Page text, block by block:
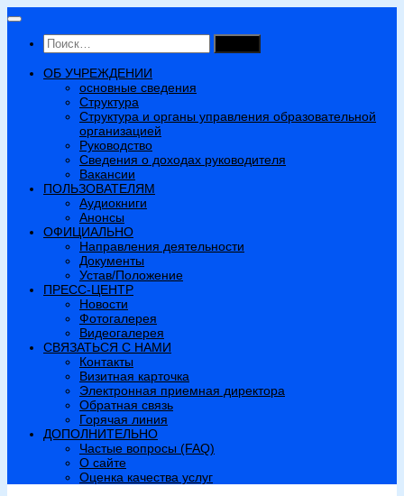
Перейти
содержимому
Найти:
ОБ УЧРЕЖДЕНИИ
основные сведения
Структура
Структура и органы управления образовательной
организацией
Руководство
Сведения о доходах руководителя
Вакансии
ПОЛЬЗОВАТЕЛЯМ
Аудиокниги
Анонсы
ОФИЦИАЛЬНО
Направления деятельности
Документы
Устав/Положение
ПРЕСС-ЦЕНТР
Новости
Фотогалерея
Видеогалерея
СВЯЗАТЬСЯ С НАМИ
Контакты
Визитная карточка
Электронная приемная директора
Обратная связь
Горячая линия
ДОПОЛНИТЕЛЬНО
Частые вопросы (FAQ)
О сайте
Оценка качества услуг